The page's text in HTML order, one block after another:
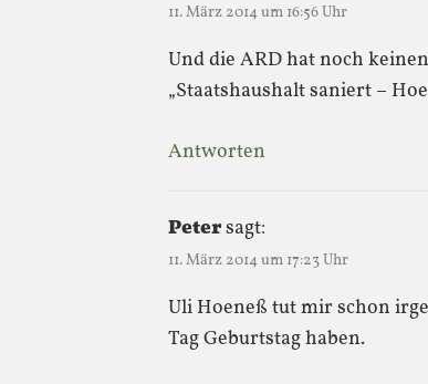
11. März 2014 um 16:56 Uhr
Und die ARD hat noch
„Staatshaushalt saniert –
Antworten
Petersagt:
11. März 2014 um 17:23 Uhr
Uli Hoeneß tut mir schon
Tag Geburtstag haben.